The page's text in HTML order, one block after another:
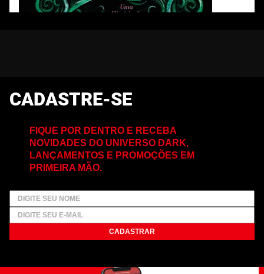
CADASTRE-SE
FIQUE POR DENTRO E RECEBA
NOVIDADES DO UNIVERSO DARK,
LANÇAMENTOS E PROMOÇÕES EM
PRIMEIRA MÃO.
CADASTRAR